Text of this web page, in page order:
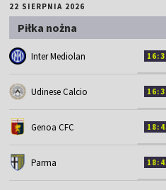
22 SIERPNIA 2026
Piłka nożna
Inter Mediolan
Udinese Calcio
Genoa CFC
Parma